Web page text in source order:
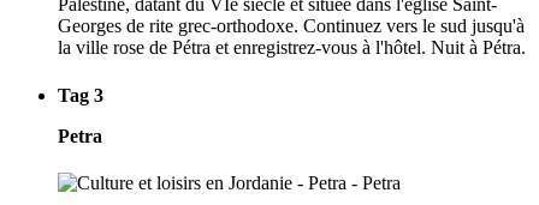
Palestine, datant du VIe siècle et située dans l'église Saint-
Georges de rite grec-orthodoxe. Continuez vers le sud jusqu'à
la ville rose de Pétra et enregistrez-vous à l'hôtel. Nuit à Pétra.
Tag 3
Petra